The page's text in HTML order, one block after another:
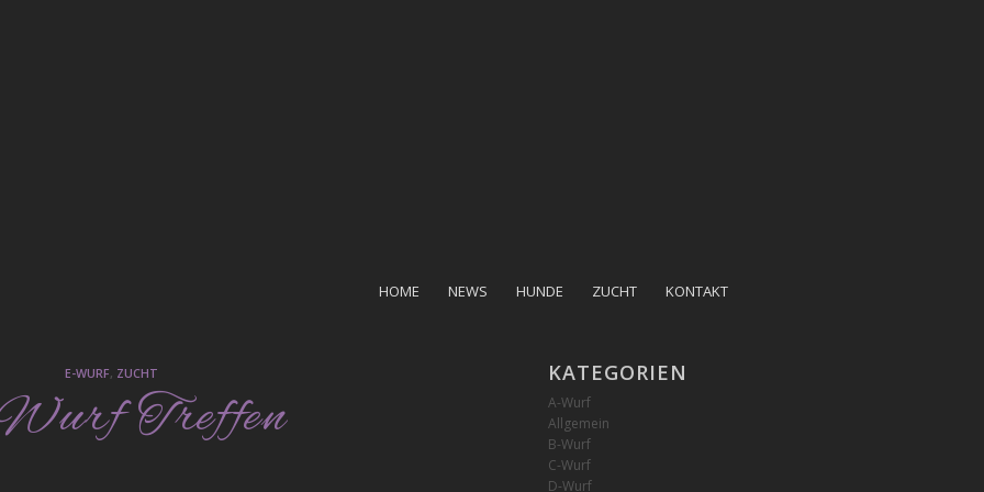
HOME NEWS HUNDE ZUCHT KONTAKT
E-WURF, ZUCHT
Treffen
KATEGORIEN
A-Wurf
Allgemein
B-Wurf
C-Wurf
D-Wurf